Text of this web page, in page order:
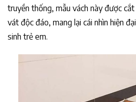
truyền thống, mẫu vách này được
vát độc đáo, mang lại cái nhìn hiện
sinh trẻ em.